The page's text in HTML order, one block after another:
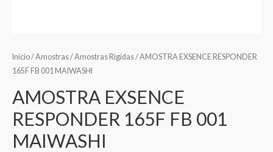
Início/Amostras/Amostras Rigidas/ AMOSTRA EXSENCE RESPONDER
165F FB 001 MAIWASHI
AMOSTRA EXSENCE
RESPONDER 165F FB 001
MAIWASHI